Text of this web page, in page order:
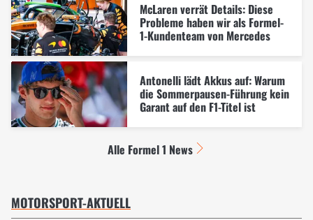
McLaren verrät Details: Diese
Probleme haben wir als Formel-
1-Kundenteam von Mercedes
Antonelli lädt Akkus auf: Warum
die Sommerpausen-Führung kein
Garant auf den F1-Titel ist
Alle Formel 1 News
MOTORSPORT-AKTUELL